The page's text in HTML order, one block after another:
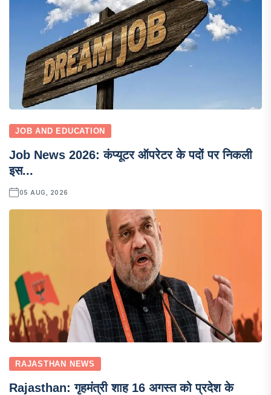
JOB AND EDUCATION
Job News 2026: कंप्यूटर ऑपरेटर के पदों पर निकली
इस...
05 AUG, 2026
RAJASTHAN NEWS
Rajasthan: गृहमंत्री शाह 16 अगस्त को प्रदेश के